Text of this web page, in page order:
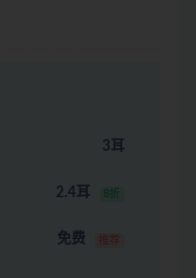
3耳
2.4耳 8折
免费 推荐